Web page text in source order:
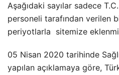
Aşağıdaki sayılar sadece
personeli tarafından verilen
periyotlarla sitemize
05 Nisan 2020 tarihinde
yapılan açıklamaya göre,